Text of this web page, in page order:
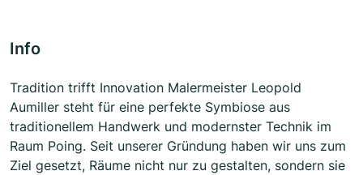
Info
Tradition trifft Innovation Malermeister Leopold
Aumiller steht für eine perfekte Symbiose aus
traditionellem Handwerk und modernster Technik im
Raum Poing. Seit unserer Gründung haben wir uns zum
Ziel gesetzt, Räume nicht nur zu gestalten, sondern sie